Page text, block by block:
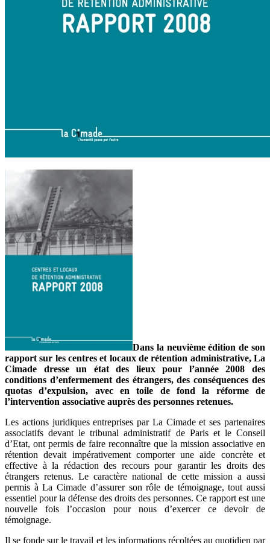
Dans la neuvième édition de son
rapport sur les centres et locaux de rétention administrative, La
Cimade dresse un état des lieux pour l’année 2008 des
conditions d’enfermement des étrangers, des conséquences des
quotas d’expulsion, avec en toile de fond la réforme de
l’intervention associative auprès des personnes retenues.
Les actions juridiques entreprises par La Cimade et ses partenaires
associatifs devant le tribunal administratif de Paris et le Conseil
d’Etat, ont permis de faire reconnaître que la mission associative en
rétention devait impérativement comporter une aide concrète et
effective à la rédaction des recours pour garantir les droits des
étrangers retenus. Le caractère national de cette mission a aussi
permis à La Cimade d’assurer son rôle de témoignage, tout aussi
essentiel pour la défense des droits des personnes. Ce rapport est une
nouvelle fois l’occasion pour nous d’exercer ce devoir de
témoignage.
Il se fonde sur le travail et les informations récoltées au quotidien par